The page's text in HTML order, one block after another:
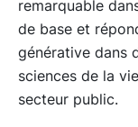
remarquable
de base et
générative dans
sciences de la
secteur public.